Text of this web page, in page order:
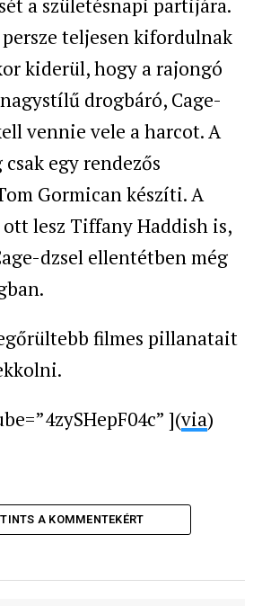
a születésnapi partijára.
teljesen kifordulnak
kiderül, hogy a rajongó
drogbáró, Cage-
vennie vele a harcot. A
egy rendezős
Gormican készíti. A
lesz Tiffany Haddish is,
dzsel ellentétben még
filmes pillanatait
](via)
A KOMMENTEKÉRT